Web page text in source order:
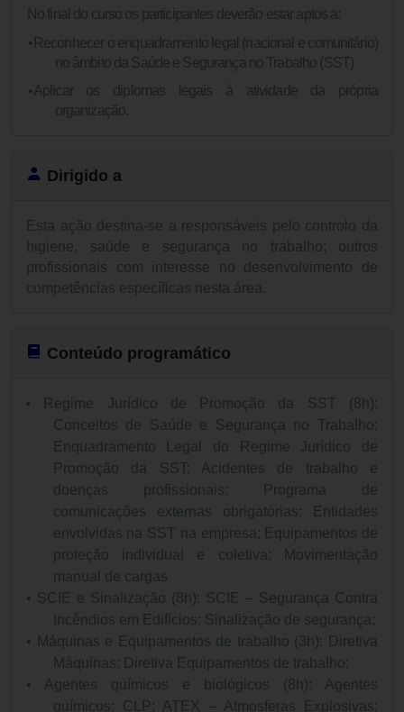
No final do curso os participantes deverão estar aptos a:
• Reconhecer o enquadramento legal (nacional e comunitário)
no âmbito da Saúde e Segurança no Trabalho (SST)
•Aplicar os diplomas legais à atividade da própria
organização.
Dirigido a
Esta ação destina-se a responsáveis pelo controlo da
higiene, saúde e segurança no trabalho; outros
profissionais com interesse no desenvolvimento de
competências específicas nesta área.
Conteúdo programático
•
Regime Jurídico de Promoção da SST (8h):
Conceitos de Saúde e Segurança no Trabalho;
Enquadramento Legal do Regime Jurídico de
Promoção da SST; Acidentes de trabalho e
doenças profissionais; Programa de
comunicações externas obrigatórias; Entidades
envolvidas na SST na empresa; Equipamentos de
proteção individual e coletiva; Movimentação
manual de cargas
• SCIE e Sinalização (8h): SCIE – Segurança Contra
Incêndios em Edifícios; Sinalização de segurança;
•
Máquinas e Equipamentos de trabalho (3h): Diretiva
Máquinas; Diretiva Equipamentos de trabalho;
• Agentes químicos e biológicos (8h): Agentes
químicos; CLP; ATEX – Atmosferas Explosivas;